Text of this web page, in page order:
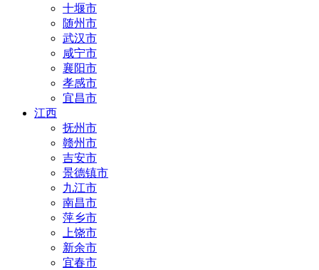
十堰市
随州市
武汉市
咸宁市
襄阳市
孝感市
宜昌市
江西
抚州市
赣州市
吉安市
景德镇市
九江市
南昌市
萍乡市
上饶市
新余市
宜春市